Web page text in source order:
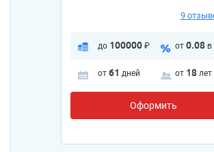
9
до 100000 ₽ от 0.08 в
от 61 дней от 18 лет
Оформить